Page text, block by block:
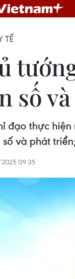
TẾ
số
đạo thực
số và phát
09:35